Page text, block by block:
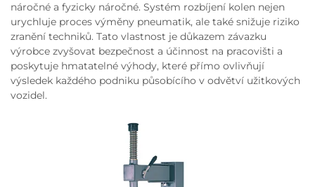
náročné a fyzicky náročné. Systém rozbíjení kolen nejen
urychluje proces výměny pneumatik, ale také snižuje riziko
zranění techniků. Tato vlastnost je důkazem závazku
výrobce zvyšovat bezpečnost a účinnost na pracovišti a
poskytuje hmatatelné výhody, které přímo ovlivňují
výsledek každého podniku působícího v odvětví užitkových
vozidel.